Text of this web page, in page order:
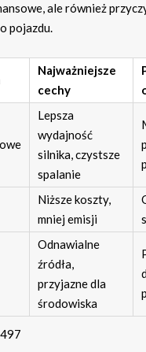
ale również
pojazdu.
Najważniejsze
cechy
Lepsza
wydajność
silnika, czystsze
spalanie
Niższe koszty,
mniej emisji
Odnawialne
źródła,
przyjazne dla
środowiska
497